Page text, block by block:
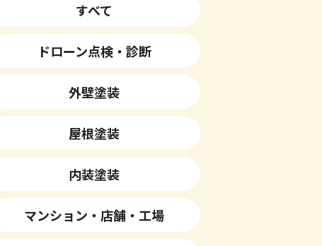
すべて
ドローン点検・診断
外壁塗装
屋根塗装
内装塗装
マンション・店舗・工場